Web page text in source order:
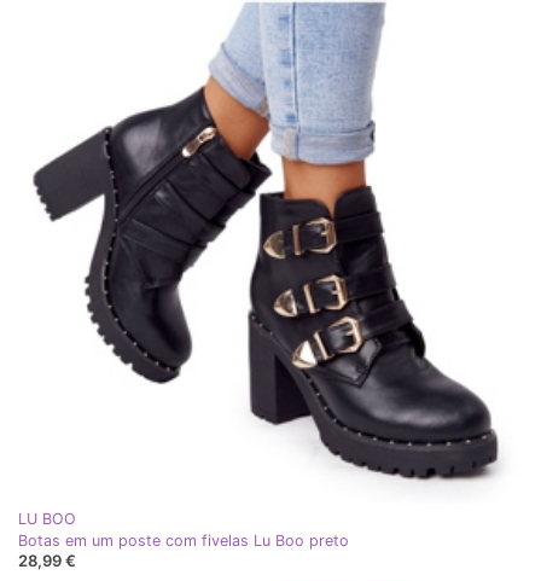
LU BOO
Botas em um poste com fivelas Lu Boo preto
28,99 €